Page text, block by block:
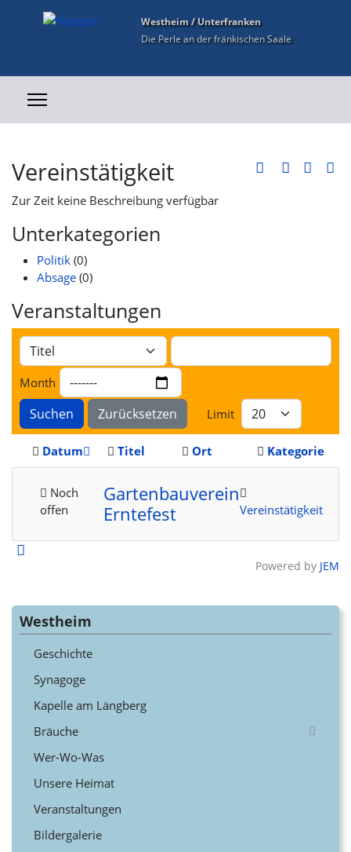
Westheim / Unterfranken
Die Perle an der fränkischen Saale
Vereinstätigkeit
Zur Zeit keine Beschreibung verfügbar
Unterkategorien
Politik (0)
Absage (0)
Veranstaltungen
Month
Suchen Zurücksetzen Limit
Datum Titel Ort Kategorie
Noch
offen
Gartenbauverein
Erntefest
Vereinstätigkeit
Powered by JEM
Westheim
Geschichte
Synagoge
Kapelle am Längberg
Bräuche
Wer-Wo-Was
Unsere Heimat
Veranstaltungen
Bildergalerie